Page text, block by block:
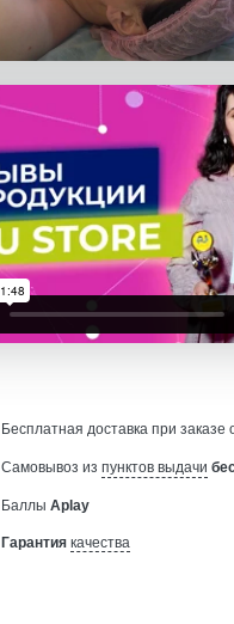
Бесплатная доставка при заказе
Самовывоз из пунктов выдачи
Баллы Aplay
Гарантия качества